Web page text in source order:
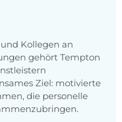
Kollegen an
gehört Tempton
Ziel: motivierte
die personelle